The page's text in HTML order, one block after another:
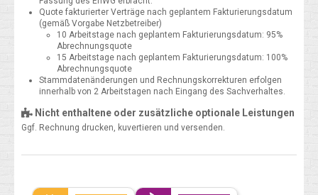
Quote fakturierter Verträge nach geplantem Fakturierungsdatum
(gemäß Vorgabe Netzbetreiber)
10 Arbeitstage nach geplantem Fakturierungsdatum: 95%
Abrechnungsquote
15 Arbeitstage nach geplantem Fakturierungsdatum: 100%
Abrechnungsquote
Stammdatenänderungen und Rechnungskorrekturen erfolgen
innerhalb von 2 Arbeitstagen nach Eingang des Sachverhaltes.
Nicht enthaltene oder zusätzliche optionale Leistungen
Ggf. Rechnung drucken, kuvertieren und versenden.